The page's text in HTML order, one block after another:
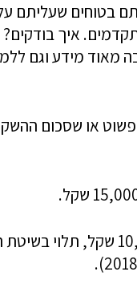
בטוחים שעליתם
איך
מאוד מידע וגם
פשוט או שסכום
מדגם כמותי בסיסי (500 נסקרים) יעלה